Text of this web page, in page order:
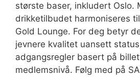
største baser, inkludert Oslo.
drikketilbudet harmoniseres
Gold Lounge. For deg betyr
jevnere kvalitet uansett
adgangsregler basert på
medlemsnivå. Følg med på